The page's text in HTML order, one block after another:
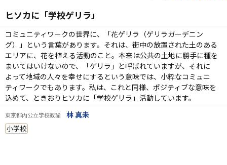
ヒソカに「学校ゲリラ」
コミュニティワークの世界に、「花ゲリラ（ゲリラガーデニン
グ）」という言葉があります。それは、街中の放置された土のある
エリアに、花を植える活動のこと。本来は公共の土地に勝手に種を
まいてはいけないので、「ゲリラ」と呼ばれていますが、それに
よって地域の人々を幸せにするという意味では、小粋なコミュニ
ティワークでもあります。私は、これと同様、ポジティブな意味を
込めて、ときおりヒソカに「学校ゲリラ」活動しています。
東京都内公立学校教諭 林 真未
小学校